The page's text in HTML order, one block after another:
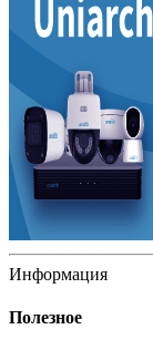
Информация
Полезное